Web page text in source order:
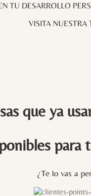
TU DESARROLLO
VISITA NUESTRA
que ya
para
¿Te lo vas a